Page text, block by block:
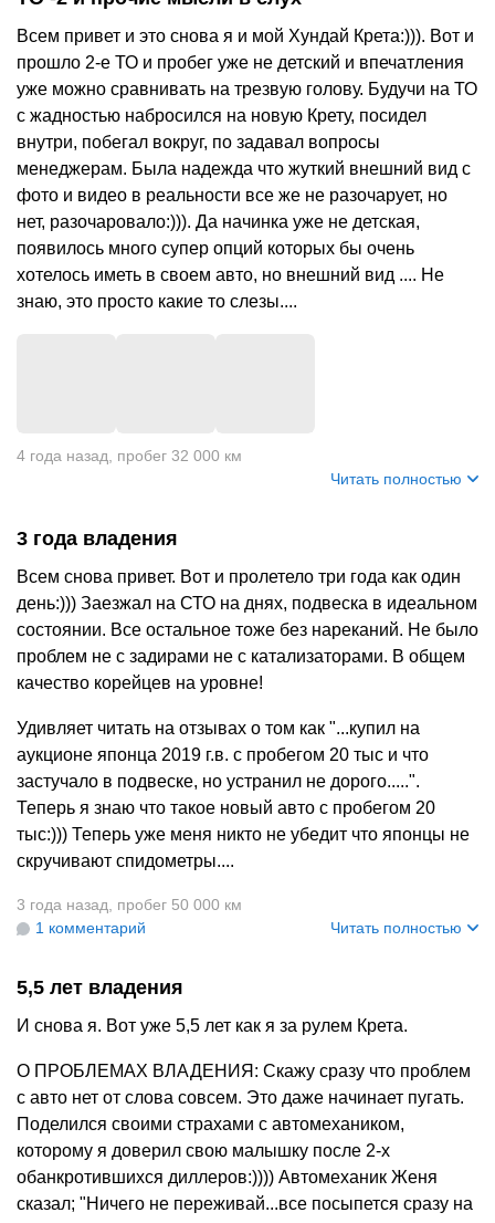
Всем привет и это снова я и мой Хундай Крета:))). Вот и
прошло 2-е ТО и пробег уже не детский и впечатления
уже можно сравнивать на трезвую голову. Будучи на ТО
с жадностью набросился на новую Крету, посидел
внутри, побегал вокруг, по задавал вопросы
менеджерам. Была надежда что жуткий внешний вид с
фото и видео в реальности все же не разочарует, но
нет, разочаровало:))). Да начинка уже не детская,
появилось много супер опций которых бы очень
хотелось иметь в своем авто, но внешний вид .... Не
знаю, это просто какие то слезы....
4 года назад
пробег 32 000 км
Читать полностью
3 года владения
Всем снова привет. Вот и пролетело три года как один
день:))) Заезжал на СТО на днях, подвеска в идеальном
состоянии. Все остальное тоже без нареканий. Не было
проблем не с задирами не с катализаторами. В общем
качество корейцев на уровне!
Удивляет читать на отзывах о том как "...купил на
аукционе японца 2019 г.в. с пробегом 20 тыс и что
застучало в подвеске, но устранил не дорого.....".
Теперь я знаю что такое новый авто с пробегом 20
тыс:))) Теперь уже меня никто не убедит что японцы не
скручивают спидометры....
3 года назад
пробег 50 000 км
1 комментарий
Читать полностью
5,5 лет владения
И снова я. Вот уже 5,5 лет как я за рулем Крета.
О ПРОБЛЕМАХ ВЛАДЕНИЯ: Скажу сразу что проблем
с авто нет от слова совсем. Это даже начинает пугать.
Поделился своими страхами с автомехаником,
которому я доверил свою малышку после 2-х
обанкротившихся диллеров:)))) Автомеханик Женя
сказал; "Ничего не переживай...все посыпется сразу на